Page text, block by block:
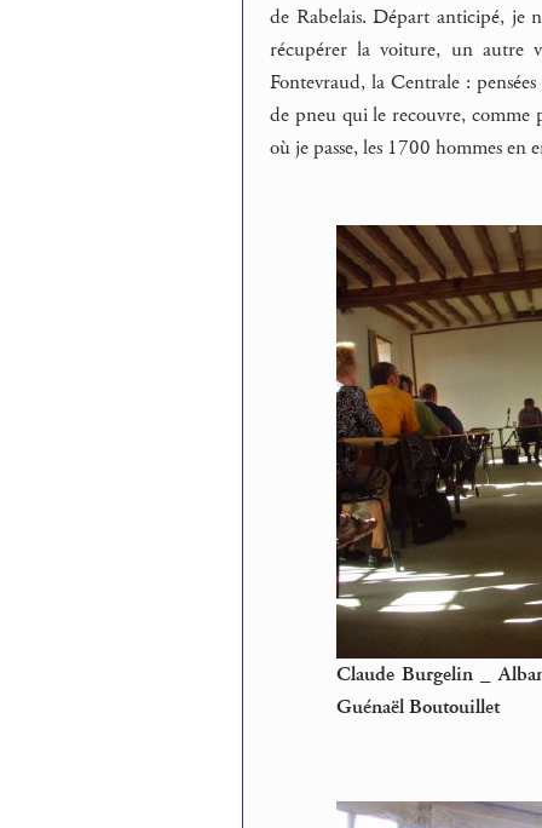
de Rabelais. Départ anticipé, je
récupérer la voiture, un autre
Fontevraud, la Centrale :
de pneu qui le recouvre, comme
où je passe, les 1700 hommes en
Claude Burgelin _
Guénaël Boutouillet